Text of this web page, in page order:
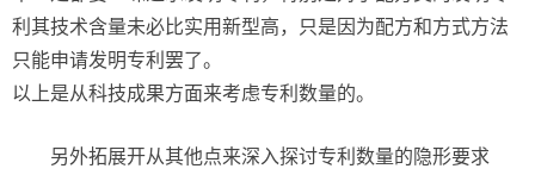
利其技术含量未必比实用新型高，只是因为配方和方式方法
只能申请发明专利罢了。
以上是从科技成果方面来考虑专利数量的。
另外拓展开从其他点来深入探讨专利数量的隐形要求